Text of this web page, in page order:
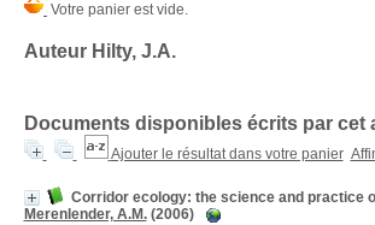
Auteur Hilty, J.A.
Documents disponibles écrits par cet
Ajouter le résultat dans votre panier
Corridor ecology: the science and practice
Merenlender, A.M.(2006)